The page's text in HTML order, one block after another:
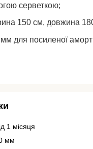
серветкою;
150 см, довжина
для посиленої
1 місяця
мм